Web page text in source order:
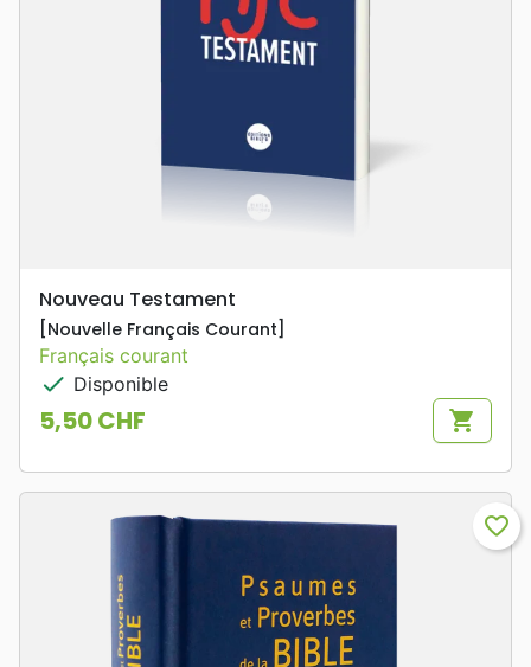
Nouveau Testament
[Nouvelle Français Courant]
Français courant
check Disponible
Prix
5,50 CHF shopping_cart
favorite_border